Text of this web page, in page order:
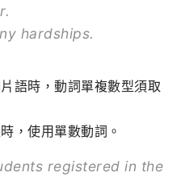
hardships.
語時，動詞單複數型須取
，使用單數動詞。
registered in the